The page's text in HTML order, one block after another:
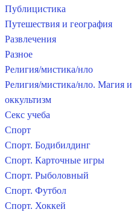
Публицистика
Путешествия и география
Развлечения
Разное
Религия/мистика/нло
Религия/мистика/нло. Магия и
оккультизм
Секс учеба
Спорт
Спорт. Бодибилдинг
Спорт. Карточные игры
Спорт. Рыболовный
Спорт. Футбол
Спорт. Хоккей